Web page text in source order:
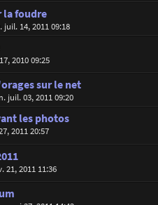
la foudre
juil. 14, 2011 09:18
2010 09:25
sur le net
juil. 03, 2011 09:20
les photos
2011 20:57
21, 2011 11:36